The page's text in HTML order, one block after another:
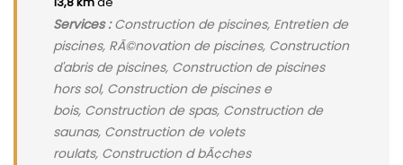
Services :Construction de piscines, Entretien de
piscines, RÃ©novation de piscines, Construction
d'abris de piscines, Construction de piscines
hors sol, Construction de piscines e
bois, Construction de spas, Construction de
saunas, Construction de volets
roulats, Construction d bÃ¢ches